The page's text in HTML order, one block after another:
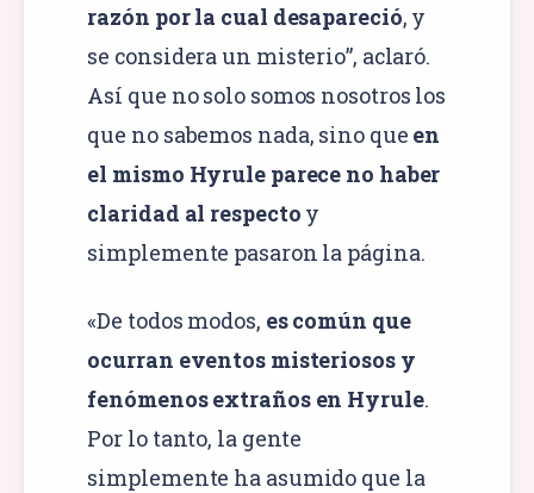
razón por la cual desapareció, y
se considera un misterio”, aclaró.
Así que no solo somos nosotros los
que no sabemos nada, sino que en
el mismo Hyrule parece no haber
claridad al respecto y
simplemente pasaron la página.
«De todos modos, es común que
ocurran eventos misteriosos y
fenómenos extraños en Hyrule.
Por lo tanto, la gente
simplemente ha asumido que la